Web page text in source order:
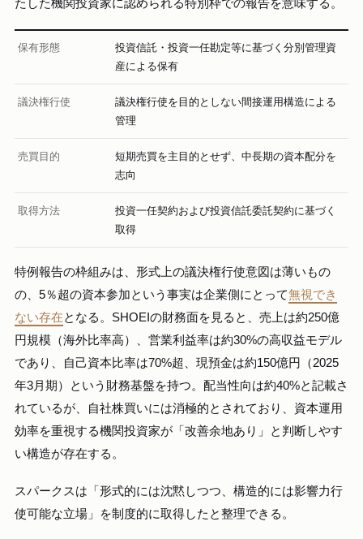
たした機関投資家に認められる特別枠での報告を意味する。
保有形態
投資信託・投資一任勘定等に基づく分別管理資
産による保有
議決権行使
議決権行使を目的としない間接運用構造による
管理
売買目的
短期売買を主目的とせず、中長期の資本配分を
志向
取得方法
投資一任契約および投資信託委託契約に基づく
取得
特例報告の枠組みは、形式上の議決権行使意図は薄いもの
の、5％超の資本参加という事実は企業側にとって無視でき
ない存在となる。SHOEIの財務面を見ると、売上は約250億
円規模（海外比率高）、営業利益率は約30%の高収益モデル
であり、自己資本比率は70%超、現預金は約150億円（2025
年3月期）という財務基盤を持つ。配当性向は約40%と記載さ
れているが、自社株買いには消極的とされており、資本運用
効率を重視する機関投資家が「改善余地あり」と判断しやす
い構造が存在する。
スパークスは「形式的には沈黙しつつ、構造的には影響力行
使可能な立場」を制度的に取得したと整理できる。